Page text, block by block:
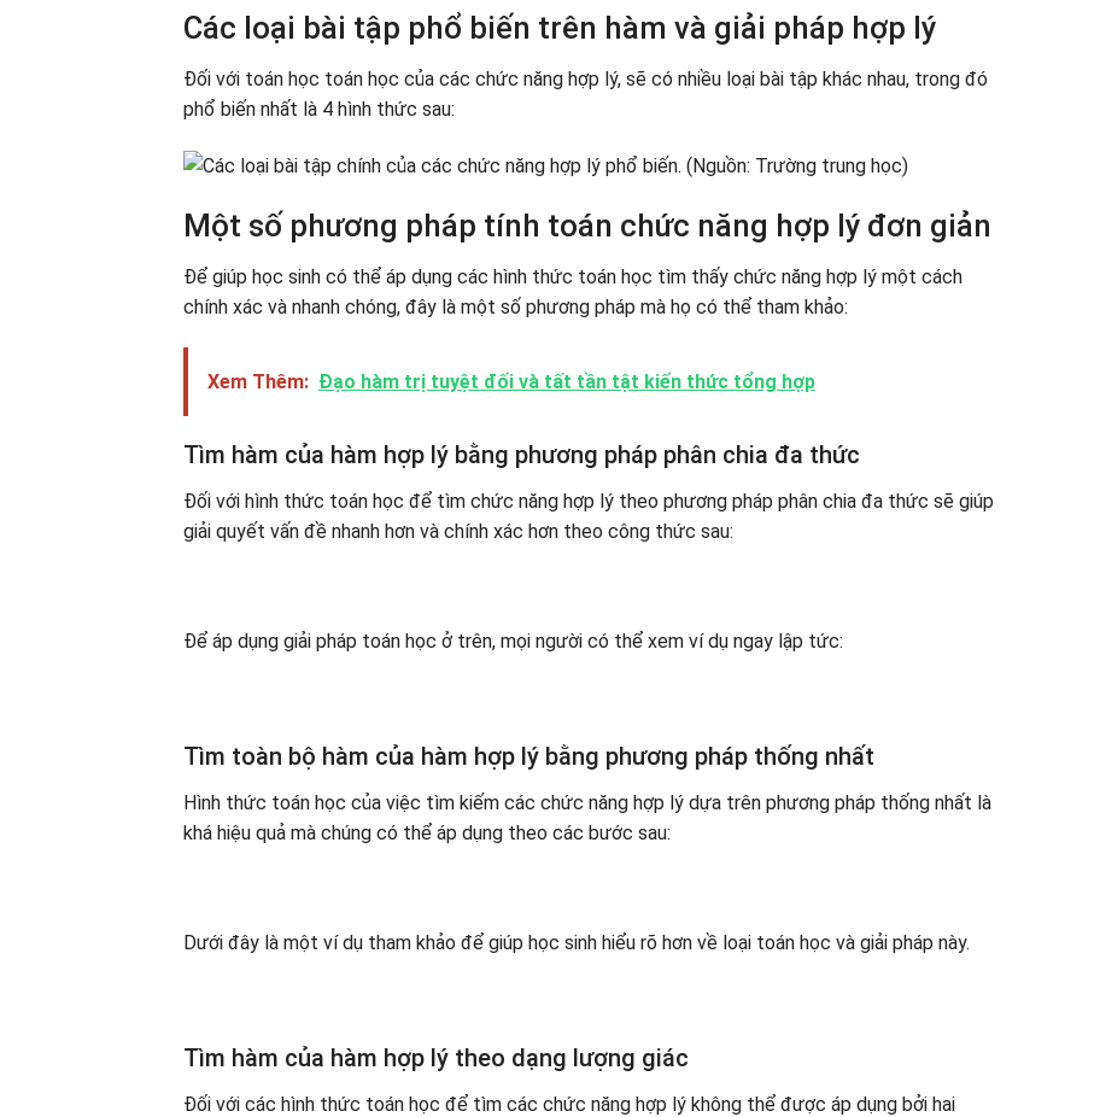
Các loại bài tập phổ biến trên hàm và giải pháp hợp lý
Đối với toán học toán học của các chức năng hợp lý, sẽ có nhiều loại bài tập khác nhau, trong đó
phổ biến nhất là 4 hình thức sau:
Một số phương pháp tính toán chức năng hợp lý đơn giản
Để giúp học sinh có thể áp dụng các hình thức toán học tìm thấy chức năng hợp lý một cách
chính xác và nhanh chóng, đây là một số phương pháp mà họ có thể tham khảo:
Xem Thêm: Đạo hàm trị tuyệt đối và tất tần tật kiến thức tổng hợp
Tìm hàm của hàm hợp lý bằng phương pháp phân chia đa thức
Đối với hình thức toán học để tìm chức năng hợp lý theo phương pháp phân chia đa thức sẽ giúp
giải quyết vấn đề nhanh hơn và chính xác hơn theo công thức sau:
Để áp dụng giải pháp toán học ở trên, mọi người có thể xem ví dụ ngay lập tức:
Tìm toàn bộ hàm của hàm hợp lý bằng phương pháp thống nhất
Hình thức toán học của việc tìm kiếm các chức năng hợp lý dựa trên phương pháp thống nhất là
khá hiệu quả mà chúng có thể áp dụng theo các bước sau:
Dưới đây là một ví dụ tham khảo để giúp học sinh hiểu rõ hơn về loại toán học và giải pháp này.
Tìm hàm của hàm hợp lý theo dạng lượng giác
Đối với các hình thức toán học để tìm các chức năng hợp lý không thể được áp dụng bởi hai